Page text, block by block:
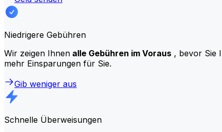
Niedrigere Gebühren
Wir zeigen Ihnen alle Gebühren im Voraus , bevor Sie
mehr Einsparungen für Sie.
Gib weniger aus
Schnelle Überweisungen